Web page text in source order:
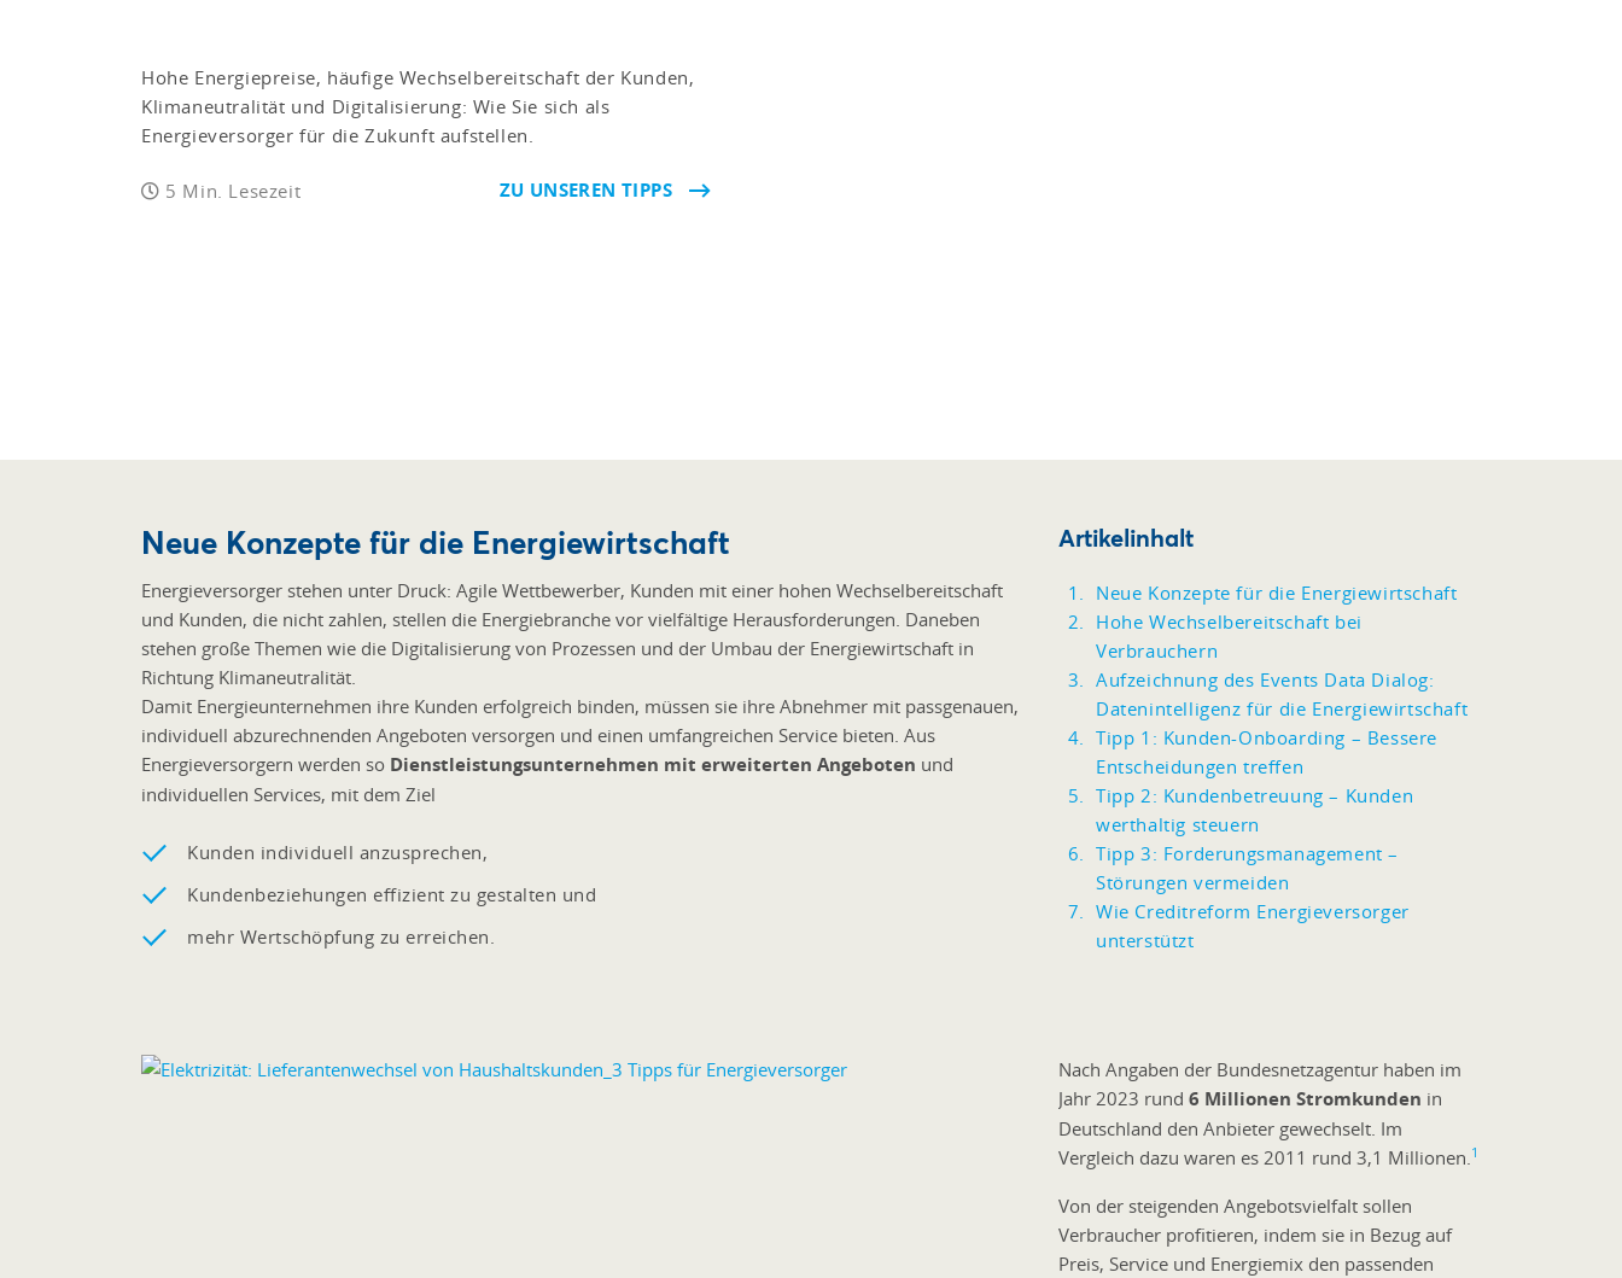
Hohe Energiepreise, häufige Wechselbereitschaft der Kunden,
Klimaneutralität und Digitalisierung: Wie Sie sich als
Energieversorger für die Zukunft aufstellen.
5 Min. Lesezeit ZU UNSEREN TIPPS
Neue Konzepte für die Energiewirtschaft
Energieversorger stehen unter Druck: Agile Wettbewerber, Kunden mit einer hohen Wechselbereitschaft
und Kunden, die nicht zahlen, stellen die Energiebranche vor vielfältige Herausforderungen. Daneben
stehen große Themen wie die Digitalisierung von Prozessen und der Umbau der Energiewirtschaft in
Richtung Klimaneutralität.
Damit Energieunternehmen ihre Kunden erfolgreich binden, müssen sie ihre Abnehmer mit passgenauen,
individuell abzurechnenden Angeboten versorgen und einen umfangreichen Service bieten. Aus
Energieversorgern werden so Dienstleistungsunternehmen mit erweiterten Angeboten und
individuellen Services, mit dem Ziel
Kunden individuell anzusprechen,
Kundenbeziehungen effizient zu gestalten und
mehr Wertschöpfung zu erreichen.
Artikelinhalt
Neue Konzepte für die Energiewirtschaft
Hohe Wechselbereitschaft bei
Verbrauchern
Aufzeichnung des Events Data Dialog:
Datenintelligenz für die Energiewirtschaft
Tipp 1: Kunden-Onboarding – Bessere
Entscheidungen treffen
Tipp 2: Kundenbetreuung – Kunden
werthaltig steuern
Tipp 3: Forderungsmanagement –
Störungen vermeiden
Wie Creditreform Energieversorger
unterstützt
Nach Angaben der Bundesnetzagentur haben im
Jahr 2023 rund 6 Millionen Stromkunden in
Deutschland den Anbieter gewechselt. Im
Vergleich dazu waren es 2011 rund 3,1 Millionen.1
Von der steigenden Angebotsvielfalt sollen
Verbraucher profitieren, indem sie in Bezug auf
Preis, Service und Energiemix den passenden